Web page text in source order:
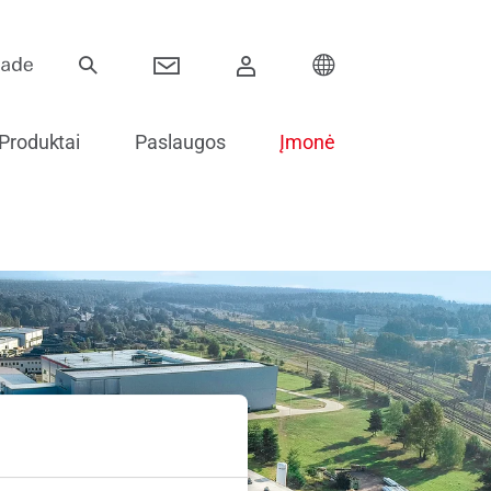
Produktai
Vyriai
Stumdomos sistemos
Elektroniniai komponentai
Paslaugos Įmonė